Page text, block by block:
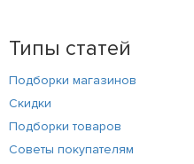
Типы статей
Подборки магазинов
Скидки
Подборки товаров
Советы покупателям